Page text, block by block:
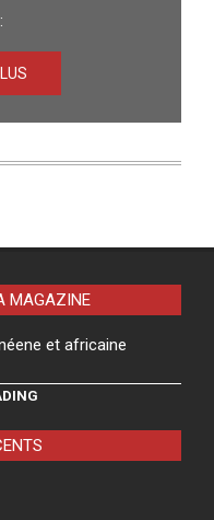
MAGAZINE
et africaine